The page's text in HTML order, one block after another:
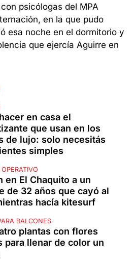
psicólogas del MPA
en la que pudo
esa noche en el dormitorio y
que ejercía Aguirre en
en casa el
que usan en los
de lujo: solo necesitás
simples
en El Chaquito a un
de 32 años que cayó al
hacía kitesurf
BALCONES
plantas con flores
para llenar de color un